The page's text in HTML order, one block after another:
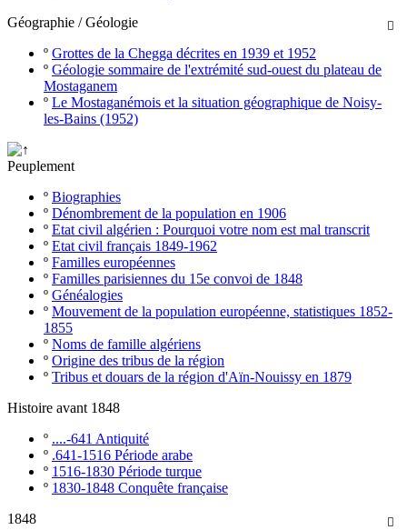

Géographie / Géologie
º Grottes de la Chegga décrites en 1939 et 1952
º Géologie sommaire de l'extrémité sud-ouest du plateau de
Mostaganem
º Le Mostaganémois et la situation géographique de Noisy-
les-Bains (1952)
Peuplement
º Biographies
º Dénombrement de la population en 1906
º Etat civil algérien : Pourquoi votre nom est mal transcrit
º Etat civil français 1849-1962
º Familles européennes
º Familles parisiennes du 15e convoi de 1848
º Généalogies
º Mouvement de la population européenne, statistiques 1852-
1855
º Noms de famille algériens
º Origine des tribus de la région
º Tribus et douars de la région d'Aïn-Nouissy en 1879
Histoire avant 1848
º ....-641 Antiquité
º .641-1516 Période arabe
º 1516-1830 Période turque
º 1830-1848 Conquête française

1848